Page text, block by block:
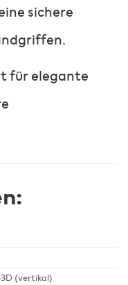
sichere
für elegante
3D (vertikal)